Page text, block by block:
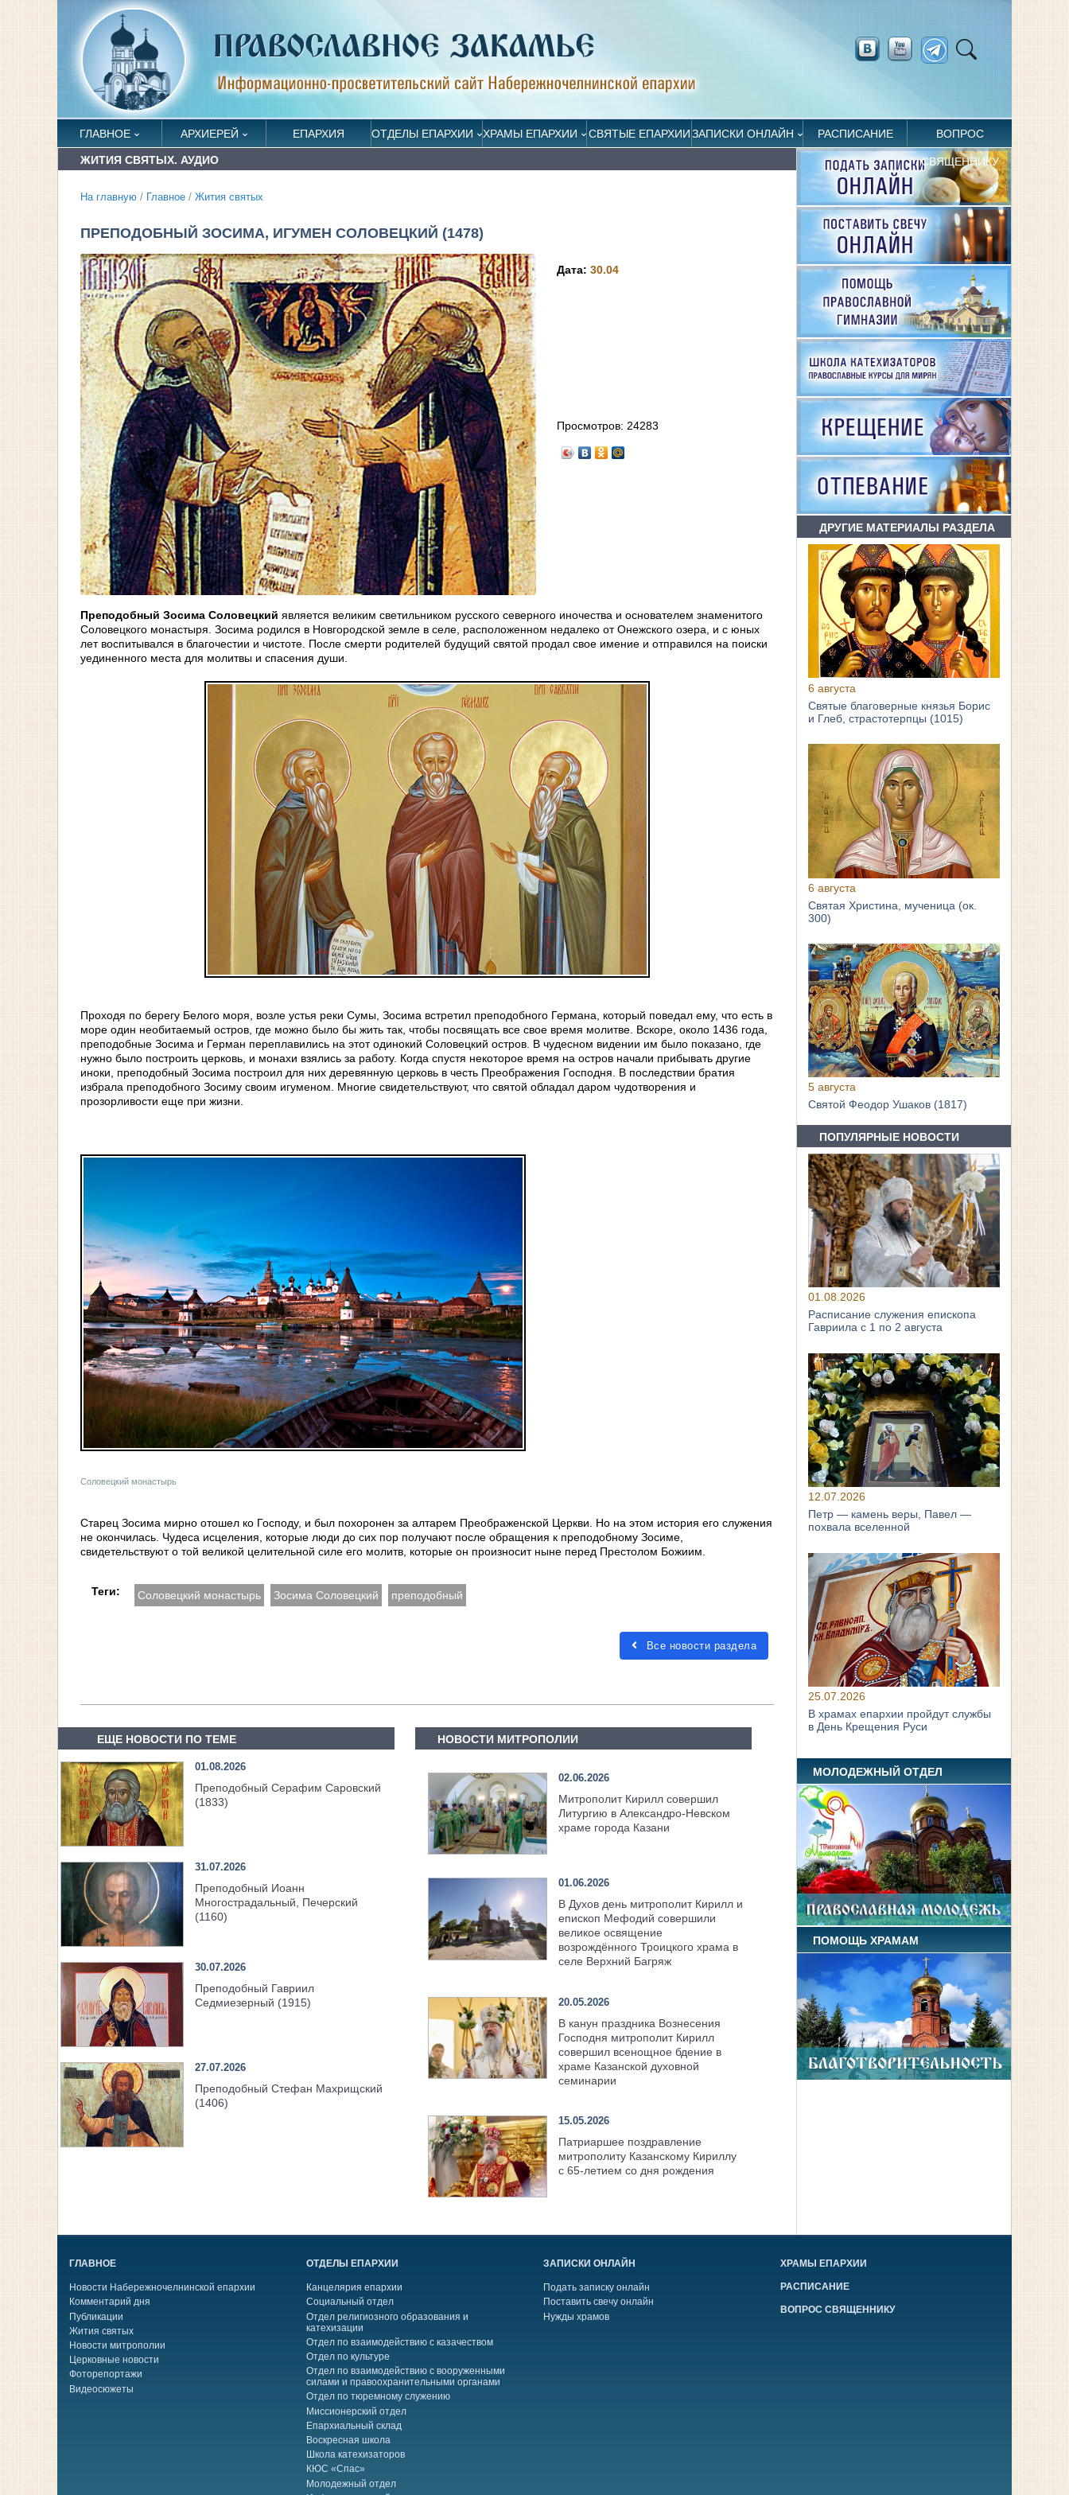
ГЛАВНОЕ АРХИЕРЕЙ ЕПАРХИЯ ОТДЕЛЫ ЕПАРХИИ ХРАМЫ ЕПАРХИИ СВЯТЫЕ ЕПАРХИИЗАПИСКИ ОНЛАЙН РАСПИСАНИЕ ВОПРОС
СВЯЩЕННИКУ
ЖИТИЯ СВЯТЫХ. АУДИО
На главную / Главное / Жития святых
ПРЕПОДОБНЫЙ ЗОСИМА, ИГУМЕН СОЛОВЕЦКИЙ (1478)
Дата:30.04
Просмотров: 24283
Преподобный Зосима Соловецкий является великим светильником русского северного иночества и основателем знаменитого
Соловецкого монастыря. Зосима родился в Новгородской земле в селе, расположенном недалеко от Онежского озера, и с юных
лет воспитывался в благочестии и чистоте. После смерти родителей будущий святой продал свое имение и отправился на поиски
уединенного места для молитвы и спасения души.
Проходя по берегу Белого моря, возле устья реки Сумы, Зосима встретил преподобного Германа, который поведал ему, что есть в
море один необитаемый остров, где можно было бы жить так, чтобы посвящать все свое время молитве. Вскоре, около 1436 года,
преподобные Зосима и Герман переплавились на этот одинокий Соловецкий остров. В чудесном видении им было показано, где
нужно было построить церковь, и монахи взялись за работу. Когда спустя некоторое время на остров начали прибывать другие
иноки, преподобный Зосима построил для них деревянную церковь в честь Преображения Господня. В последствии братия
избрала преподобного Зосиму своим игуменом. Многие свидетельствуют, что святой обладал даром чудотворения и
прозорливости еще при жизни.
Соловецкий монастырь
Старец Зосима мирно отошел ко Господу, и был похоронен за алтарем Преображенской Церкви. Но на этом история его служения
не окончилась. Чудеса исцеления, которые люди до сих пор получают после обращения к преподобному Зосиме,
свидетельствуют о той великой целительной силе его молитв, которые он произносит ныне перед Престолом Божиим.
Теги: Соловецкий монастырь Зосима Соловецкий преподобный
Все новости раздела
ЕЩЕ НОВОСТИ ПО ТЕМЕ
01.08.2026
Преподобный Серафим Саровский
(1833)
31.07.2026
Преподобный Иоанн
Многострадальный, Печерский
(1160)
30.07.2026
Преподобный Гавриил
Седмиезерный (1915)
27.07.2026
Преподобный Стефан Махрищский
(1406)
НОВОСТИ МИТРОПОЛИИ
02.06.2026
Митрополит Кирилл совершил
Литургию в Александро-Невском
храме города Казани
01.06.2026
В Духов день митрополит Кирилл и
епископ Мефодий совершили
великое освящение
возрождённого Троицкого храма в
селе Верхний Багряж
20.05.2026
В канун праздника Вознесения
Господня митрополит Кирилл
совершил всенощное бдение в
храме Казанской духовной
семинарии
15.05.2026
Патриаршее поздравление
митрополиту Казанскому Кириллу
с 65-летием со дня рождения
ДРУГИЕ МАТЕРИАЛЫ РАЗДЕЛА
6 августа
Святые благоверные князья Борис
и Глеб, страстотерпцы (1015)
6 августа
Святая Христина, мученица (ок.
300)
5 августа
Святой Феодор Ушаков (1817)
ПОПУЛЯРНЫЕ НОВОСТИ
01.08.2026
Расписание служения епископа
Гавриила с 1 по 2 августа
12.07.2026
Петр — камень веры, Павел —
похвала вселенной
25.07.2026
В храмах епархии пройдут службы
в День Крещения Руси
МОЛОДЕЖНЫЙ ОТДЕЛ
ПОМОЩЬ ХРАМАМ
ГЛАВНОЕ
Новости Набережночелнинской епархии
Комментарий дня
Публикации
Жития святых
Новости митрополии
Церковные новости
Фоторепортажи
Видеосюжеты
ОТДЕЛЫ ЕПАРХИИ
Канцелярия епархии
Социальный отдел
Отдел религиозного образования и
катехизации
Отдел по взаимодействию с казачеством
Отдел по культуре
Отдел по взаимодействию с вооруженными
силами и правоохранительными органами
Отдел по тюремному служению
Миссионерский отдел
Епархиальный склад
Воскресная школа
Школа катехизаторов
КЮС «Спас»
Молодежный отдел
ЗАПИСКИ ОНЛАЙН
Подать записку онлайн
Поставить свечу онлайн
Нужды храмов
ХРАМЫ ЕПАРХИИ
РАСПИСАНИЕ
ВОПРОС СВЯЩЕННИКУ